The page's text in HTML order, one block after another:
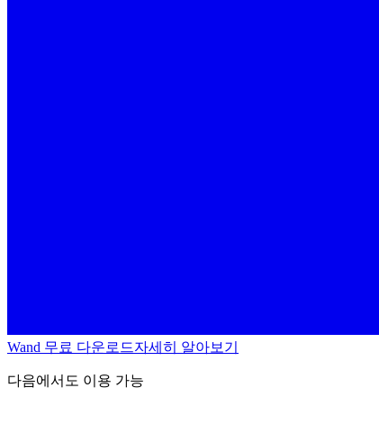
Wand 무료 다운로드자세히 알아보기
다음에서도 이용 가능